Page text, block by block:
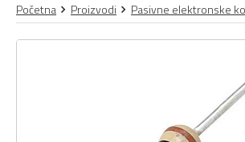
Početna Proizvodi Pasivne elektronske